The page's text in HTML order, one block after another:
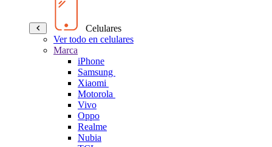
Celulares
Ver todo en celulares
Marca
iPhone
Samsung
Xiaomi
Motorola
Vivo
Oppo
Realme
Nubia